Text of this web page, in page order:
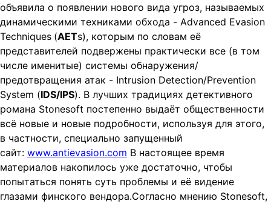
a
t
i
o
n
объявила о появлении нового вида угроз, называемых
динамическими техниками обхода - Advanced Evasion
Techniques (AETs), которым по словам её
представителей подвержены практически все (в том
числе именитые) системы обнаружения/
предотвращения атак - Intrusion Detection/Prevention
System (IDS/IPS). В лучших традициях детективного
романа Stonesoft постепенно выдаёт общественности
всё новые и новые подробности, используя для этого,
в частности, специально запущенный
сайт: www.antievasion.com В настоящее время
материалов накопилось уже достаточно, чтобы
попытаться понять суть проблемы и её видение
глазами финского вендора.Согласно мнению Stonesoft,